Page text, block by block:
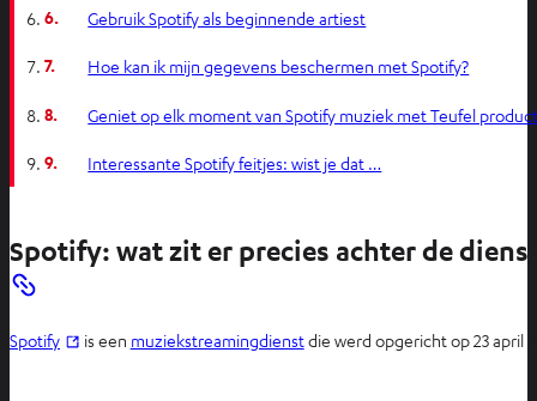
6. Gebruik Spotify als beginnende artiest
7. Hoe kan ik mijn gegevens beschermen met Spotify?
8. Geniet op elk moment van Spotify muziek met Teufel
9. Interessante Spotify feitjes: wist je dat …
Spotify: wat zit er precies achter de
Spotify
Ois een muziekstreamingdienstdie werd opgericht op 23 april